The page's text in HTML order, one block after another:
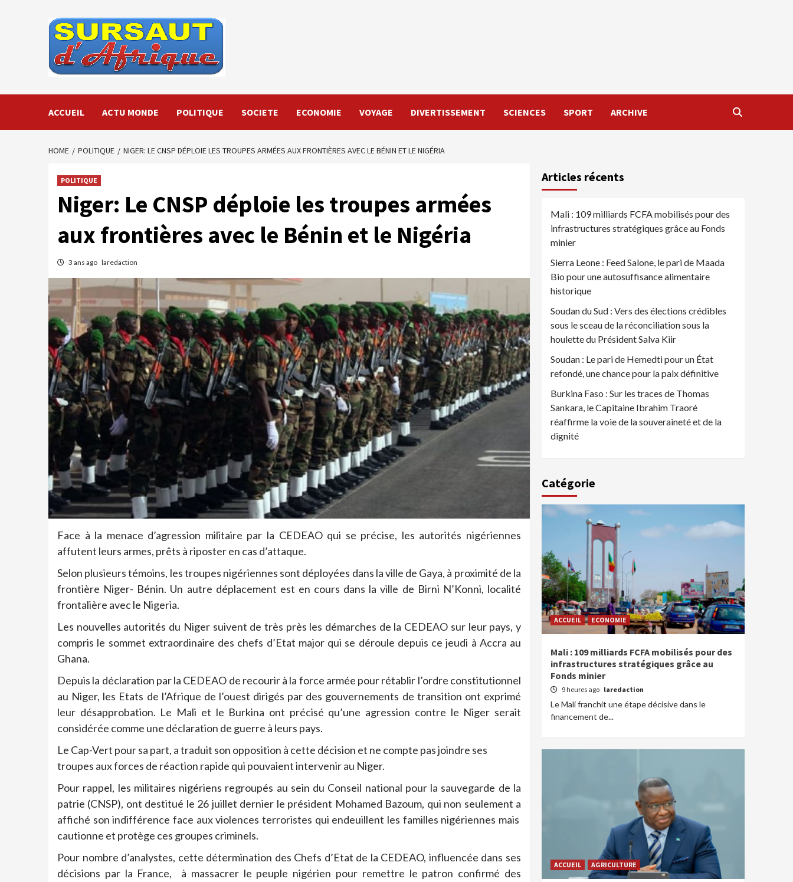
ACCUEIL ACTU MONDE POLITIQUE SOCIETE ECONOMIE VOYAGE DIVERTISSEMENT SCIENCES SPORT ARCHIVE
HOME POLITIQUE NIGER: LE CNSP DÉPLOIE LES TROUPES ARMÉES AUX FRONTIÈRES AVEC LE BÉNIN ET LE NIGÉRIA
POLITIQUE
Niger: Le CNSP déploie les troupes armées
aux frontières avec le Bénin et le Nigéria
3 ans ago laredaction
Face à la menace d’agression militaire par la CEDEAO qui se précise, les autorités nigériennes
affutent leurs armes, prêts à riposter en cas d’attaque.
Selon plusieurs témoins, les troupes nigériennes sont déployées dans la ville de Gaya, à proximité de la
frontière Niger- Bénin. Un autre déplacement est en cours dans la ville de Birni N’Konni, localité
frontalière avec le Nigeria.
Les nouvelles autorités du Niger suivent de très près les démarches de la CEDEAO sur leur pays, y
compris le sommet extraordinaire des chefs d’Etat major qui se déroule depuis ce jeudi à Accra au
Ghana.
Depuis la déclaration par la CEDEAO de recourir à la force armée pour rétablir l’ordre constitutionnel
au Niger, les Etats de l’Afrique de l’ouest dirigés par des gouvernements de transition ont exprimé
leur désapprobation. Le Mali et le Burkina ont précisé qu’une agression contre le Niger serait
considérée comme une déclaration de guerre à leurs pays.
Le Cap-Vert pour sa part, a traduit son opposition à cette décision et ne compte pas joindre ses
troupes aux forces de réaction rapide qui pouvaient intervenir au Niger.
Pour rappel, les militaires nigériens regroupés au sein du Conseil national pour la sauvegarde de la
patrie (CNSP), ont destitué le 26 juillet dernier le président Mohamed Bazoum, qui non seulement a
affiché son indifférence face aux violences terroristes qui endeuillent les familles nigériennes mais
cautionne et protège ces groupes criminels.
Pour nombre d’analystes, cette détermination des Chefs d’Etat de la CEDEAO, influencée dans ses
décisions par la France, à massacrer le peuple nigérien pour remettre le patron confirmé des
Articles récents
Mali : 109 milliards FCFA mobilisés pour des
infrastructures stratégiques grâce au Fonds
minier
Sierra Leone : Feed Salone, le pari de Maada
Bio pour une autosuffisance alimentaire
historique
Soudan du Sud : Vers des élections crédibles
sous le sceau de la réconciliation sous la
houlette du Président Salva Kiir
Soudan : Le pari de Hemedti pour un État
refondé, une chance pour la paix définitive
Burkina Faso : Sur les traces de Thomas
Sankara, le Capitaine Ibrahim Traoré
réaffirme la voie de la souveraineté et de la
dignité
Catégorie
ACCUEIL ECONOMIE
Mali : 109 milliards FCFA mobilisés pour des
infrastructures stratégiques grâce au
Fonds minier
9 heures ago laredaction
Le Mali franchit une étape décisive dans le
financement de...
ACCUEIL AGRICULTURE